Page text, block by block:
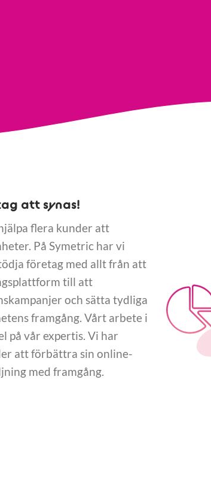
att synas!
flera kunder att
På Symetric har vi
företag med allt från att
till att
och sätta tydliga
framgång. Vårt arbete i
på vår expertis. Vi har
att förbättra sin online-
med framgång.